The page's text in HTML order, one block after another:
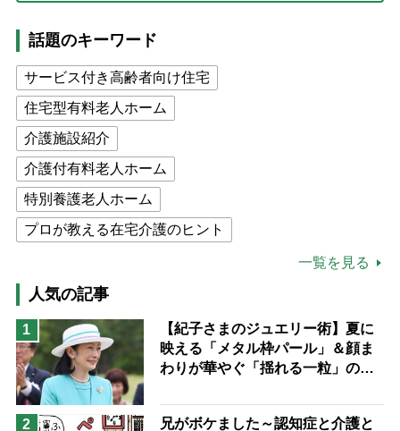
話題のキーワード
サービス付き高齢者向け住宅
住宅型有料老人ホーム
介護施設紹介
介護付有料老人ホーム
特別養護老人ホーム
プロが教える在宅介護のヒント
高木ブー
ケアマネジャー
猫が母になつきません
息子の遠距離介護サバイバル術
兄がボケました
予防法
一覧を見る
人気の記事
1
【紀子さまのジュエリー術】夏に
映える「メタル枠パール」＆顔ま
わりが華やぐ「揺れる一粒」の使
2
兄がボケました～認知症と介護と